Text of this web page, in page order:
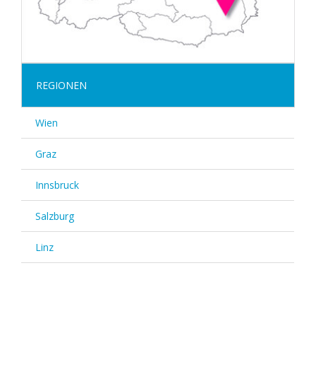
REGIONEN
Wien
Graz
Innsbruck
Salzburg
Linz